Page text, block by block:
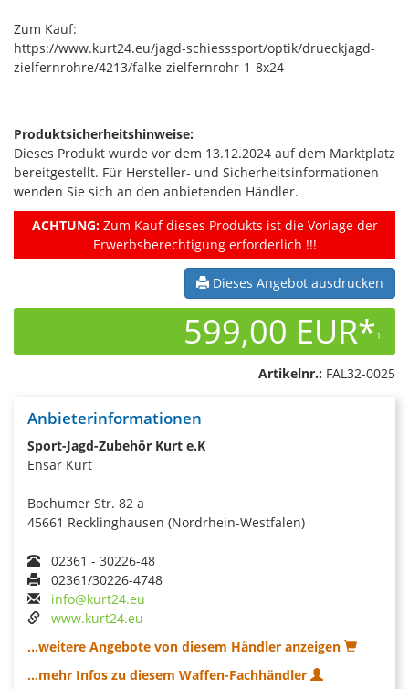
Zum Kauf:
https://www.kurt24.eu/jagd-schiesssport/optik/drueckjagd-
zielfernrohre/4213/falke-zielfernrohr-1-8x24
Produktsicherheitshinweise:
Dieses Produkt wurde vor dem 13.12.2024 auf dem Marktplatz
bereitgestellt. Für Hersteller- und Sicherheitsinformationen
wenden Sie sich an den anbietenden Händler.
ACHTUNG:Zum Kauf dieses Produkts ist die Vorlage der
Erwerbsberechtigung erforderlich !!!
Dieses Angebot ausdrucken
599,00 EUR*1
Artikelnr.: FAL32-0025
Anbieterinformationen
Sport-Jagd-Zubehör Kurt e.K
Ensar Kurt
Bochumer Str. 82 a
45661 Recklinghausen (Nordrhein-Westfalen)
02361 - 30226-48
02361/30226-4748
info@kurt24.eu
www.kurt24.eu
...weitere Angebote von diesem Händler anzeigen
...mehr Infos zu diesem Waffen-Fachhändler